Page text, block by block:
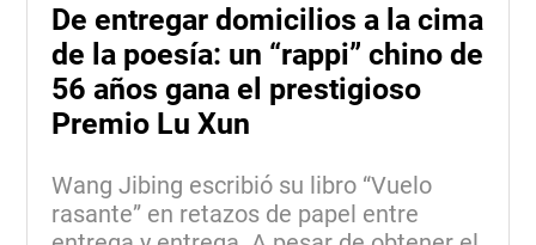
De entregar domicilios a la cima
de la poesía: un “rappi” chino de
56 años gana el prestigioso
Premio Lu Xun
Wang Jibing escribió su libro “Vuelo
rasante” en retazos de papel entre